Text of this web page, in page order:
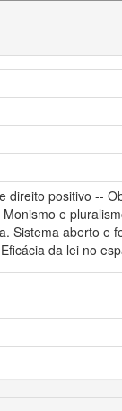
positivo --
e
aberto
da lei no